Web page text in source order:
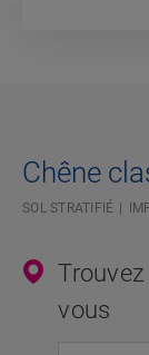
Chêne
SOL STRATIFIÉ
vous